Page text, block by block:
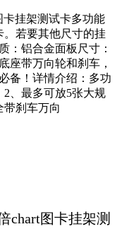
卡挂架测试卡多功能
。若要其他尺寸的挂
：铝合金面板尺寸：
座带万向轮和刹车，
备！详情介绍：多功
、最多可放5张大规
带刹车万向
chart图卡挂架测